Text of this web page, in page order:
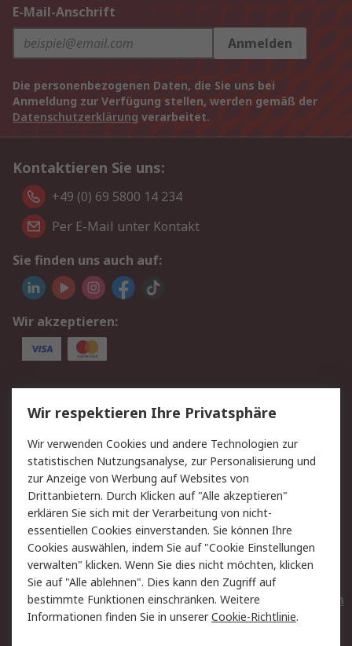
E-Mail-Anschrift
Anmelden
Die personenbezogenen Daten, die Sie uns bei
Anmeldung zur Verfügung stellen, werden gemäß der
Datenschutzerklärung verarbeitet.
Kontaktieren Sie uns:
+49 (0) 69 5800 14 234
Per E-Mail unter Kontakt
Sie finden uns auch auf:
Wir akzeptieren:
Service
Value Added Services
Lieferlösungen
Rücksendungen
Kontakt
Hilfe
Privatkunden
Rechtliches
AGB
Datenschutz
Cookie-Richtlinie
Zahlungsbedingungen
Copyright/Impressum
Entsorgung
Elektrogeräte/Batterien
Wir respektieren Ihre Privatsphäre
Wir verwenden Cookies und andere Technologien zur
statistischen Nutzungsanalyse, zur Personalisierung und
zur Anzeige von Werbung auf Websites von
Drittanbietern. Durch Klicken auf "Alle akzeptieren"
erklären Sie sich mit der Verarbeitung von nicht-
essentiellen Cookies einverstanden. Sie können Ihre
Cookies auswählen, indem Sie auf "Cookie Einstellungen
verwalten" klicken. Wenn Sie dies nicht möchten, klicken
Sie auf "Alle ablehnen". Dies kann den Zugriff auf
bestimmte Funktionen einschränken. Weitere
Informationen finden Sie in unsererCookie-Richtlinie.